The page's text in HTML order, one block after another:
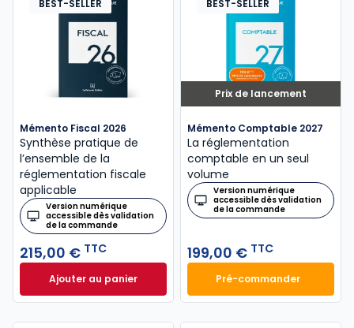
BEST-SELLER
Mémento Fiscal 2026
Synthèse pratique de
l’ensemble de la
réglementation fiscale
applicable
Version numérique
accessible dès validation
de la commande
215,00 € TTC
Ajouter au panierMémento Fiscal 2026 à 215,00 € TTC
Prix de lancement
BEST-SELLER
Mémento Comptable 2027
La réglementation
comptable en un seul
volume
Version numérique
accessible dès validation
de la commande
199,00 € TTC
Pré-commander
Mémento